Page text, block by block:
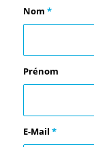
Nom *
Prénom
E-Mail *